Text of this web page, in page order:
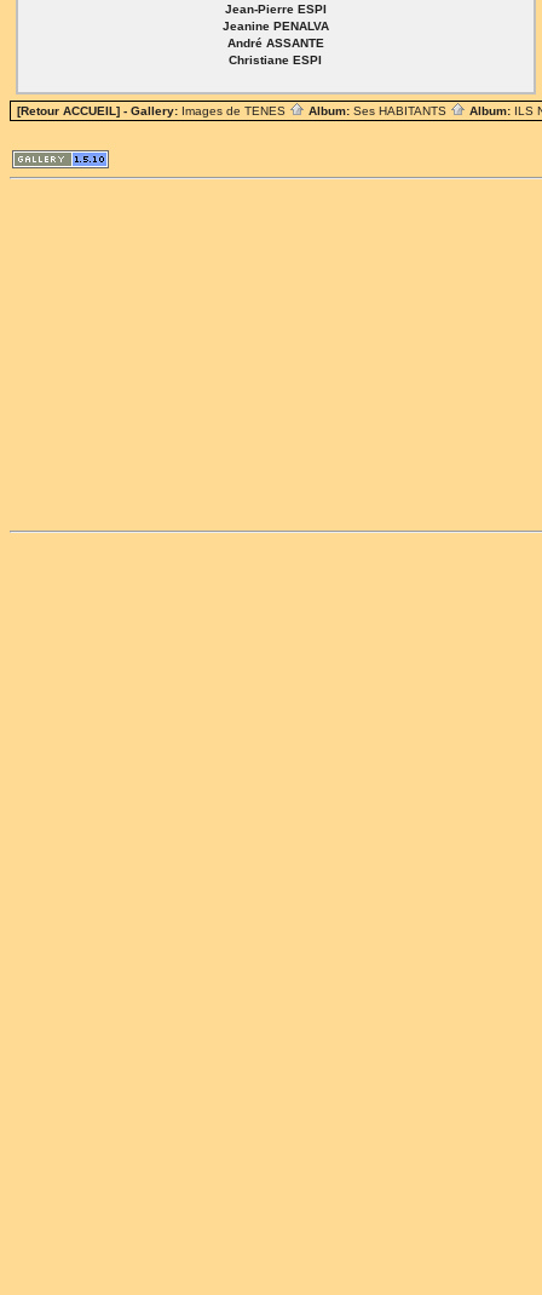
Jean-Pierre ESPI
Jeanine PENALVA
André ASSANTE
Christiane ESPI
[Retour ACCUEIL] - Gallery: Images de TENES Album: Ses HABITANTS Album: ILS